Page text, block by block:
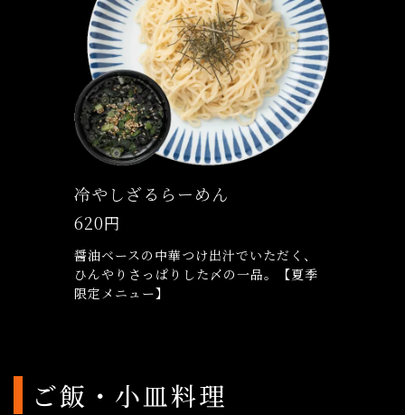
冷やしざるらーめん
620円
醤油ベースの中華つけ出汁でいただく、
ひんやりさっぱりした〆の一品。【夏季
限定メニュー】
ご飯・小皿料理